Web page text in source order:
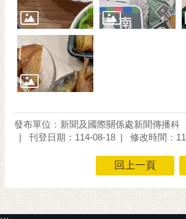
發布單位：新聞及國際關係處新聞傳播科
刊登日期：114-08-18
修改時間：
回上一頁